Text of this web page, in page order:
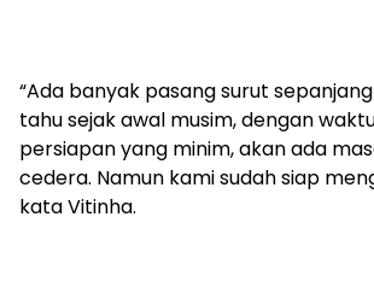
“Ada banyak pasang surut
tahu sejak awal musim, dengan
persiapan yang minim, akan ada
cedera. Namun kami sudah siap
kata Vitinha.